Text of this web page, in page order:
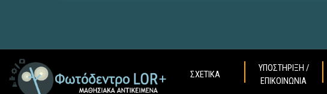
ΣΧΕΤΙΚΑ
ΥΠΟΣΤΗΡΙΞΗ /
ΕΠΙΚΟΙΝΩΝΙΑ